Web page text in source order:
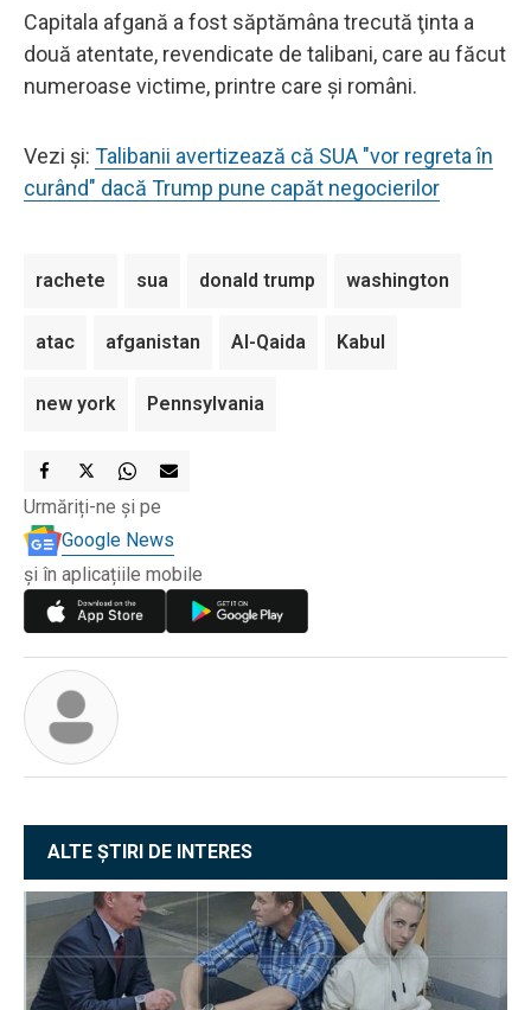
Capitala afgană a fost săptămâna trecută ţinta a
două atentate, revendicate de talibani, care au făcut
numeroase victime, printre care și români.
Vezi și: Talibanii avertizează că SUA "vor regreta în
curând" dacă Trump pune capăt negocierilor
rachete sua donald trump washington
atac afganistan Al-Qaida Kabul
new york Pennsylvania
Urmăriți-ne și pe
Google News
și în aplicațiile mobile
ALTE ȘTIRI DE INTERES